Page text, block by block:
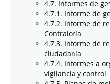
4.7. Informes de
4.7.1. Informe de
4.7.2. Informe de
Contraloría
4.7.3. Informe de
ciudadanía
4.7.4. Informes a
vigilancia y control